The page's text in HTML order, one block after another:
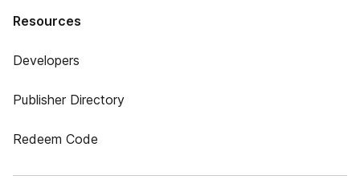
Resources
Developers
Publisher Directory
Redeem Code